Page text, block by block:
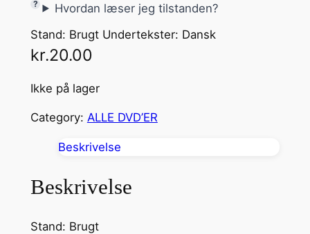
Hvordan læser jeg tilstanden?
Stand: Brugt Undertekster: Dansk
kr.20.00
Ikke på lager
Category: ALLE DVD’ER
Beskrivelse
Beskrivelse
Stand: Brugt